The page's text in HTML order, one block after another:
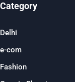
Category
Delhi
e-com
Fashion